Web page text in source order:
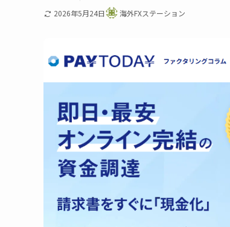
2026年5月24日 海外FXステーション